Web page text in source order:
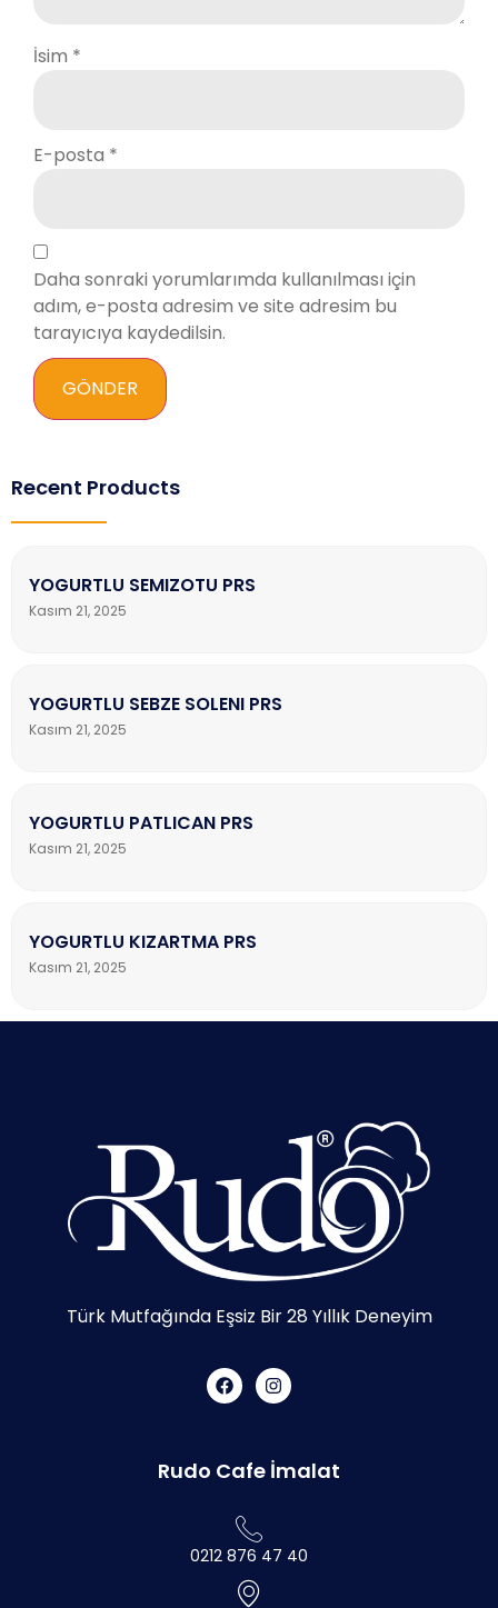
İsim *
E-posta *
Daha sonraki yorumlarımda kullanılması için
adım, e-posta adresim ve site adresim bu
tarayıcıya kaydedilsin.
Recent Products
YOGURTLU SEMIZOTU PRS
Kasım 21, 2025
YOGURTLU SEBZE SOLENI PRS
Kasım 21, 2025
YOGURTLU PATLICAN PRS
Kasım 21, 2025
YOGURTLU KIZARTMA PRS
Kasım 21, 2025
Türk Mutfağında Eşsiz Bir 28 Yıllık Deneyim
Rudo Cafe İmalat
0212 876 47 40